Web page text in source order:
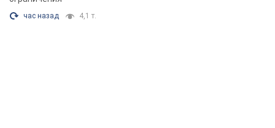
час назад 4,1 т.